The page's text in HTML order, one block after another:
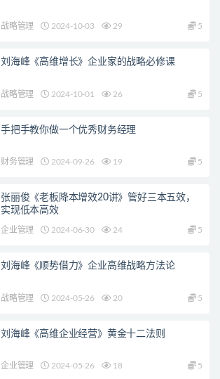
战略管理 2024-10-03 29 5
刘海峰《高维增长》企业家的战略必修课
战略管理 2024-10-01 26 5
手把手教你做一个优秀财务经理
财务管理 2024-09-26 19 5
张丽俊《老板降本增效20讲》管好三本五效，
实现低本高效
企业管理 2024-06-30 24 5
刘海峰《顺势借力》企业高维战略方法论
战略管理 2024-05-26 20 5
刘海峰《高维企业经营》黄金十二法则
企业管理 2024-05-26 18 5